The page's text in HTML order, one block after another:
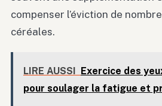
compenser l’éviction de
céréales.
LIRE AUSSI Exercice des
pour soulager la fatigue et